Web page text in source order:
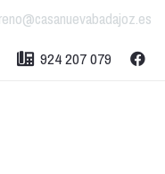
924 207 079